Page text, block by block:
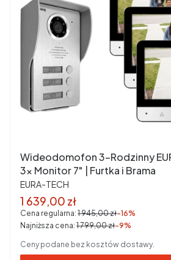
Wideodomofon 3-Rodzinny
3x Monitor 7" | Furtka i Brama
PRODUCENT
EURA-TECH
Cena promocyjna brutto
1 639,00 zł
Cena regularna: 1 945,00 zł-16%
Najniższa cena: 1 799,00 zł-9%
Ceny podane bez kosztów dostawy.